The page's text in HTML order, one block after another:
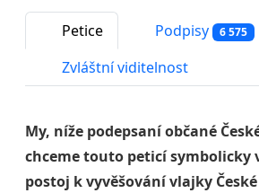
Petice Podpisy 6 575
Zvláštní viditelnost
My, níže podepsaní občané
chceme touto peticí symbolicky
postoj k vyvěšování vlajky